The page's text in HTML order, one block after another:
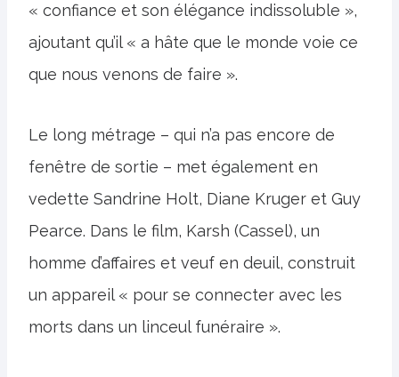
« confiance et son élégance indissoluble »,
ajoutant qu’il « a hâte que le monde voie ce
que nous venons de faire ».
Le long métrage – qui n’a pas encore de
fenêtre de sortie – met également en
vedette Sandrine Holt, Diane Kruger et Guy
Pearce. Dans le film, Karsh (Cassel), un
homme d’affaires et veuf en deuil, construit
un appareil « pour se connecter avec les
morts dans un linceul funéraire ».